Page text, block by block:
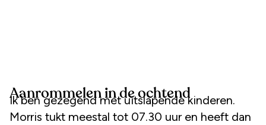
Aanrommelen in de ochtend
Ik ben gezegend met uitslapende kinderen.
Morris tukt meestal tot 07.30 uur en heeft dan